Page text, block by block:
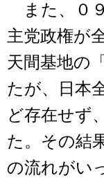
また、０
主党政権が
天間基地の
たが、日本
ど存在せず
た。その結
の流れがい